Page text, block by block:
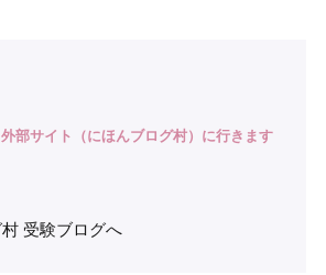
外部サイト（にほんブログ村）に行きます